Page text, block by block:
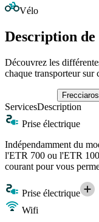
Vélo
Description
Découvrez les
chaque transporteur sur
ServicesDescription
Prise électrique
Indépendamment du
l'ETR 700 ou l'ETR
courant pour vous
Prise électrique
Wifi